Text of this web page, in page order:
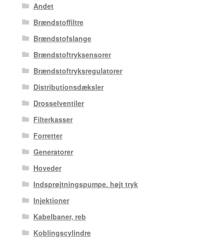
Andet
Brændstoffiltre
Brændstofslange
Brændstoftryksensorer
Brændstoftryksregulatorer
Distributionsdæksler
Drosselventiler
Filterkasser
Forretter
Generatorer
Hoveder
Indsprøjtningspumpe. højt tryk
Injektioner
Kabelbaner, reb
Koblingscylindre